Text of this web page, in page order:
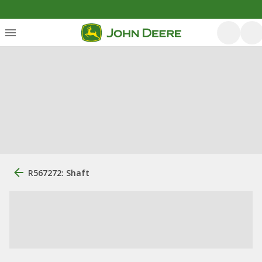
R567272: Shaft